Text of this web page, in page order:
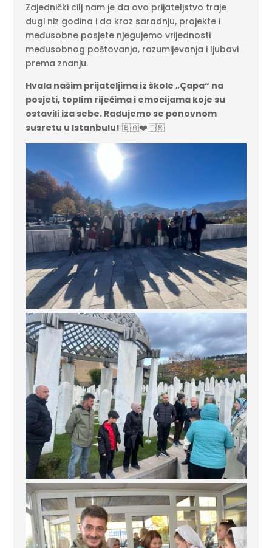
Zajednički cilj nam je da ovo prijateljstvo traje
dugi niz godina i da kroz saradnju, projekte i
međusobne posjete njegujemo vrijednosti
međusobnog poštovanja, razumijevanja i ljubavi
prema znanju.
Hvala našim prijateljima iz škole „Çapa“ na
posjeti, toplim riječima i emocijama koje su
ostavili iza sebe. Radujemo se ponovnom
susretu u Istanbulu! 🇧🇦❤️🇹🇷